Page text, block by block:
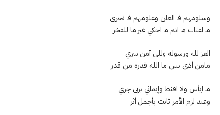
وسلومهم فـ العلن وعلومهم فـ نحري
مـ اغتاب مـ انم مـ احكي غير ما للفخر
العز لله ورسوله وللي آمن سري
مامن أذى بس ما الله قدره من قدر
مـ ايأس ولا اقنط وإيماني بربي جري
وعند لزم الأمر ثابت بأجمل أثر